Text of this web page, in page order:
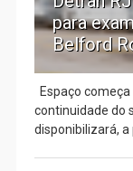
para
Belford
Espaço
continuidade do
disponibilizará, a